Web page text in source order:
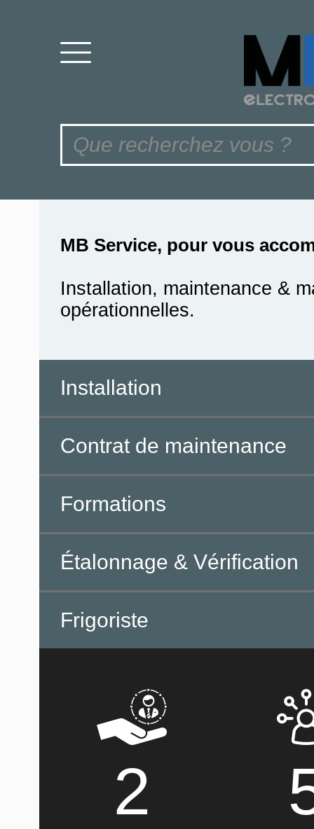
MB Service, pour vous
Installation, maintenance &
opérationnelles.
Installation
Contrat de maintenance
Formations
Étalonnage & Vérification
Frigoriste
2